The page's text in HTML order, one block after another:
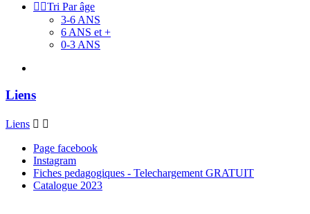
 Tri Par âge
3-6 ANS
6 ANS et +
0-3 ANS
Liens
Liens  
Page facebook
Instagram
Fiches pedagogiques - Telechargement GRATUIT
Catalogue 2023